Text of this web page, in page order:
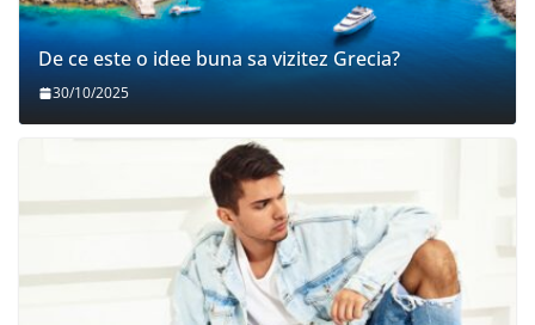
De ce este o idee buna sa vizitez Grecia?
30/10/2025